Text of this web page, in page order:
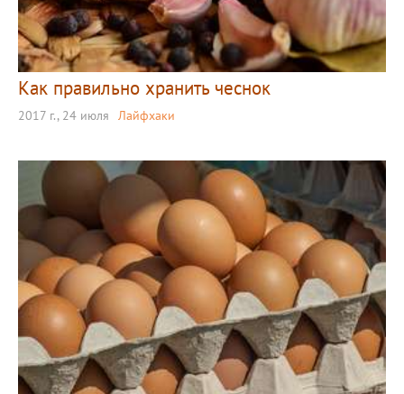
Как правильно хранить чеснок
2017 г., 24 июля Лайфхаки